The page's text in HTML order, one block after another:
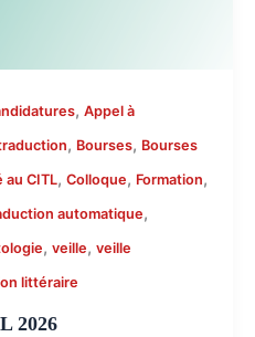
, Appel à
, Bourses, Bourses
au CITL, Colloque, Formation,
automatique,
, veille, veille
littéraire
2026